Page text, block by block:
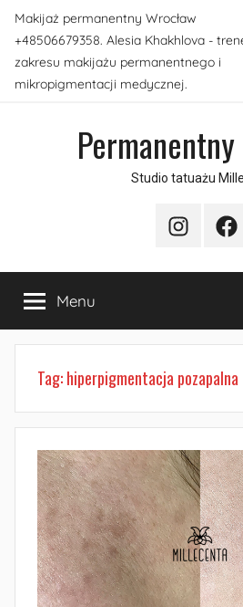
Przejdź
do
treści
Makijaż permanentny Wrocław
+48506679358. Alesia Khakhlova -
zakresu makijażu permanentnego i
mikropigmentacji medycznej.
Studio tatuażu
Instagram
Menu
Tag:hiperpigmentacja pozapalna